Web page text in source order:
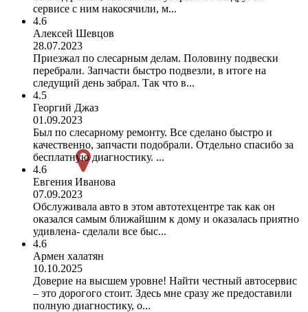
сервисе с ним накосячили, м...
4.6
Алексей Шевцов
28.07.2023
Приезжал по слесарным делам. Половину подвески
перебрали. Запчасти быстро подвезли, в итоге на
следущий день забрал. Так что в...
4.5
Георгий Джаз
01.09.2023
Был по слесарному ремонту. Все сделано быстро и
качественно, запчасти подобрали. Отдельно спасибо за
бесплатную диагностику. ...
4.6
Евгения Иванова
07.09.2023
Обслуживала авто в этом автотехцентре так как он
оказался самым ближайшим к дому и оказалась приятно
удивлена- сделали все быс...
4.6
Армен халатян
10.10.2025
Доверие на высшем уровне! Найти честный автосервис
– это дорогого стоит. Здесь мне сразу же предоставили
полную диагностику, о...